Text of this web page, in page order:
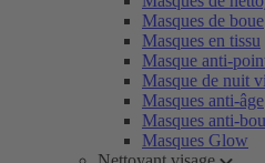
Masques de boue
Masques en tissu
Masque anti-
Masque de nuit
Masques anti-âge
Masques anti-
Masques Glow